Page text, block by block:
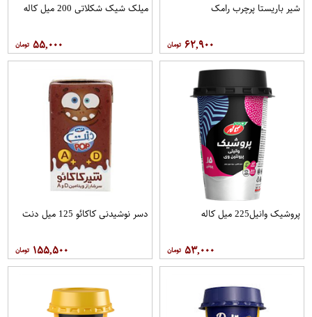
شیر باریستا پرچرب رامک
۶۲,۹۰۰
میلک شیک شکلاتی 200 میل کاله
۵۵,۰۰۰
پروشیک وانیل225 میل کاله
۵۳,۰۰۰
دسر نوشیدنی کاکائو 125 میل دنت
۱۵۵,۵۰۰